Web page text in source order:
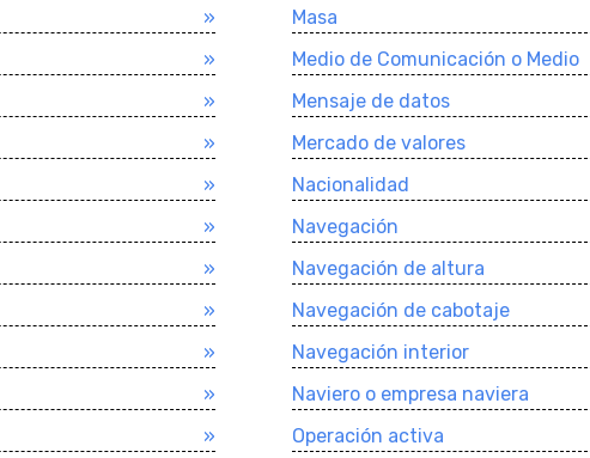
»
»
»
»
»
»
»
»
»
»
»
Masa
Medio de Comunicación o Medio
Mensaje de datos
Mercado de valores
Nacionalidad
Navegación
Navegación de altura
Navegación de cabotaje
Navegación interior
Naviero o empresa naviera
Operación activa